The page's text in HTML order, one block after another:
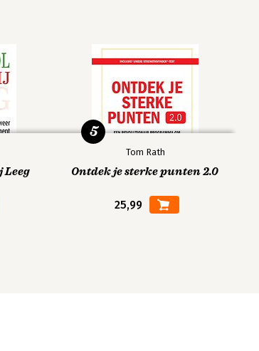
Leeg
Tom Rath
Ontdek je sterke punten 2.0
25,99
5